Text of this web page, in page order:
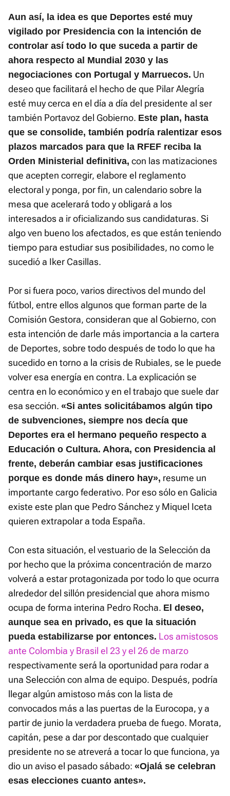
Aun así, la idea es que Deportes esté muy
vigilado por Presidencia con la intención de
controlar así todo lo que suceda a partir de
ahora respecto al Mundial 2030 y las
negociaciones con Portugal y Marruecos. Un
deseo que facilitará el hecho de que Pilar Alegría
esté muy cerca en el día a día del presidente al ser
también Portavoz del Gobierno. Este plan, hasta
que se consolide, también podría ralentizar esos
plazos marcados para que la RFEF reciba la
Orden Ministerial definitiva, con las matizaciones
que acepten corregir, elabore el reglamento
electoral y ponga, por fin, un calendario sobre la
mesa que acelerará todo y obligará a los
interesados a ir oficializando sus candidaturas. Si
algo ven bueno los afectados, es que están teniendo
tiempo para estudiar sus posibilidades, no como le
sucedió a Iker Casillas.
Por si fuera poco, varios directivos del mundo del
fútbol, entre ellos algunos que forman parte de la
Comisión Gestora, consideran que al Gobierno, con
esta intención de darle más importancia a la cartera
de Deportes, sobre todo después de todo lo que ha
sucedido en torno a la crisis de Rubiales, se le puede
volver esa energía en contra. La explicación se
centra en lo económico y en el trabajo que suele dar
esa sección. «Si antes solicitábamos algún tipo
de subvenciones, siempre nos decía que
Deportes era el hermano pequeño respecto a
Educación o Cultura. Ahora, con Presidencia al
frente, deberán cambiar esas justificaciones
porque es donde más dinero hay», resume un
importante cargo federativo. Por eso sólo en Galicia
existe este plan que Pedro Sánchez y Miquel Iceta
quieren extrapolar a toda España.
Con esta situación, el vestuario de la Selección da
por hecho que la próxima concentración de marzo
volverá a estar protagonizada por todo lo que ocurra
alrededor del sillón presidencial que ahora mismo
ocupa de forma interina Pedro Rocha. El deseo,
aunque sea en privado, es que la situación
pueda estabilizarse por entonces. Los amistosos
ante Colombia y Brasil el 23 y el 26 de marzo
respectivamente será la oportunidad para rodar a
una Selección con alma de equipo. Después, podría
llegar algún amistoso más con la lista de
convocados más a las puertas de la Eurocopa, y a
partir de junio la verdadera prueba de fuego. Morata,
capitán, pese a dar por descontado que cualquier
presidente no se atreverá a tocar lo que funciona, ya
dio un aviso el pasado sábado: «Ojalá se celebran
esas elecciones cuanto antes».